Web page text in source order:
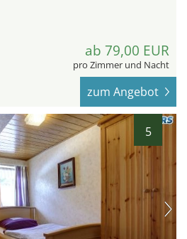
ab 79,00 EUR
pro Zimmer und Nacht
zum Angebot
5